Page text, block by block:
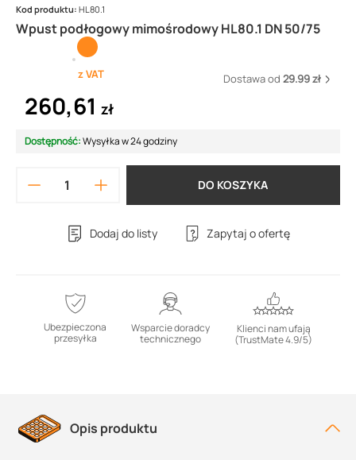
Wpust podłogowy mimośrodowy HL80.1 DN 50/75
Kod produktu: HL80.1
z VAT Dostawa od 29.99 zł
260,61 zł
Dostępność:Wysyłka w 24 godziny
DO KOSZYKA
Dodaj do listy Zapytaj o ofertę
Ubezpieczona
przesyłka
Wsparcie doradcy
technicznego
Klienci nam ufają
(TrustMate 4.9/5)
Opis produktu